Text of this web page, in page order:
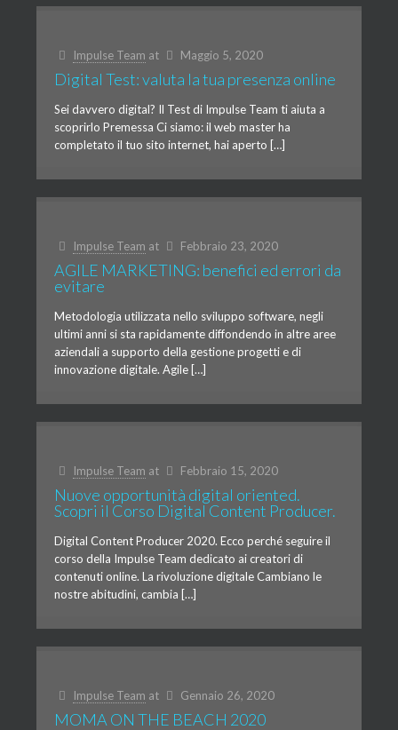
Impulse Team at Maggio 5, 2020
Digital Test: valuta la tua presenza online
Sei davvero digital? Il Test di Impulse Team ti aiuta a
scoprirlo Premessa Ci siamo: il web master ha
completato il tuo sito internet, hai aperto […]
Impulse Team at Febbraio 23, 2020
AGILE MARKETING: benefici ed errori da
evitare
Metodologia utilizzata nello sviluppo software, negli
ultimi anni si sta rapidamente diffondendo in altre aree
aziendali a supporto della gestione progetti e di
innovazione digitale. Agile […]
Impulse Team at Febbraio 15, 2020
Nuove opportunità digital oriented.
Scopri il Corso Digital Content Producer.
Digital Content Producer 2020. Ecco perché seguire il
corso della Impulse Team dedicato ai creatori di
contenuti online. La rivoluzione digitale Cambiano le
nostre abitudini, cambia […]
Impulse Team at Gennaio 26, 2020
MOMA ON THE BEACH 2020